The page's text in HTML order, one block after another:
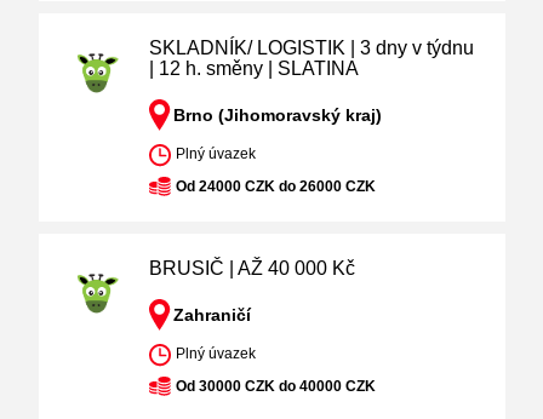
SKLADNÍK/ LOGISTIK | 3 dny v týdnu
| 12 h. směny | SLATINA
Brno (Jihomoravský kraj)
Plný úvazek
Od 24000 CZK do 26000 CZK
BRUSIČ | AŽ 40 000 Kč
Zahraničí
Plný úvazek
Od 30000 CZK do 40000 CZK